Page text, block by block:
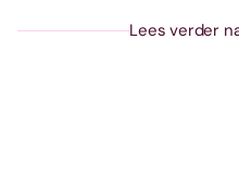
Lees verder